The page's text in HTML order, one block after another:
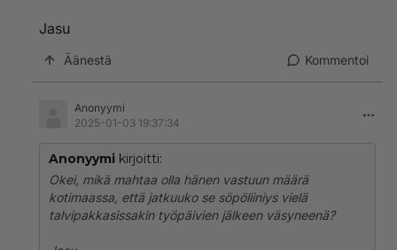
Jasu
Äänestä Kommentoi
Anonyymi
2025-01-03 19:37:34
Anonyymi kirjoitti:
Okei, mikä mahtaa olla hänen vastuun määrä
kotimaassa, että jatkuuko se söpöliiniys vielä
talvipakkasissakin työpäivien jälkeen väsyneenä?